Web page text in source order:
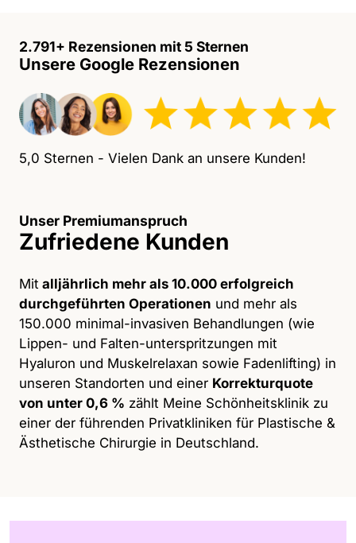
Zufriedene Kunden
Unser Premiumanspruch
Mit alljährlich mehr als 10.000 erfolgreich
durchgeführten Operationen und mehr als
150.000 minimal-invasiven Behandlungen (wie
Lippen- und Falten-unterspritzungen mit
Hyaluron und Muskelrelaxan sowie Fadenlifting) in
unseren Standorten und einer Korrekturquote
von unter 0,6 % zählt Meine Schönheitsklinik zu
einer der führenden Privatkliniken für Plastische &
Ästhetische Chirurgie in Deutschland.
Unsere Google Rezensionen
2.791+ Rezensionen mit 5 Sternen
5,0 Sternen - Vielen Dank an unsere Kunden!